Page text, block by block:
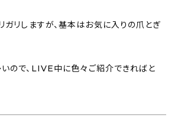
ガリしますが、基本はお気に入りの爪とぎ
ので、LIVE中に色々ご紹介できればと